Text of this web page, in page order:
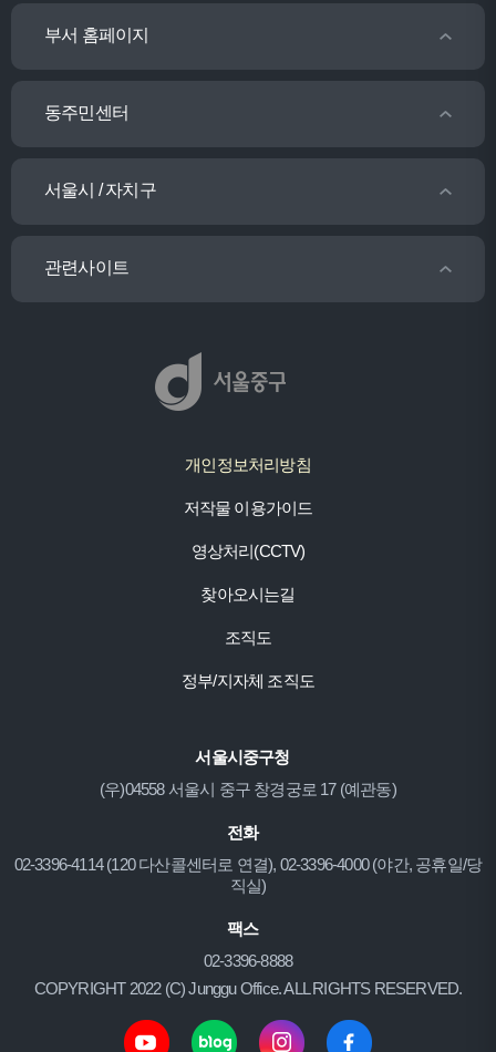
부서 홈페이지
동주민센터
서울시 / 자치구
관련사이트
개인정보처리방침
저작물 이용가이드
영상처리(CCTV)
찾아오시는길
조직도
정부/지자체 조직도
서울시중구청
(우)04558 서울시 중구 창경궁로 17 (예관동)
전화
02-3396-4114 (120 다산콜센터로 연결), 02-3396-4000 (야간, 공휴일/당
직실)
팩스
02-3396-8888
COPYRIGHT 2022 (C) Junggu Office. ALL RIGHTS RESERVED.